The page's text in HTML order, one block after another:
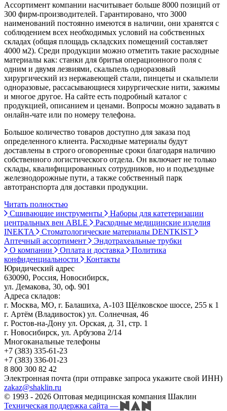
Ассортимент компании насчитывает больше 8000 позиций от
300 фирм-производителей. Гарантировано, что 3000
наименований постоянно имеются в наличии, они хранятся с
соблюдением всех необходимых условий на собственных
складах (общая площадь складских помещений составляет
4000 м2). Среди продукции можно отметить такие расходные
материалы как: станки для бритья операционного поля с
одним и двумя лезвиями, скальпель одноразовый
хирургический из нержавеющей стали, пинцеты и скальпели
одноразовые, рассасывающиеся хирургические нити, зажимы
и многое другое. На сайте есть подробный каталог с
продукцией, описанием и ценами. Вопросы можно задавать в
онлайн-чате или по номеру телефона.
Большое количество товаров доступно для заказа под
определенного клиента. Расходные материалы будут
доставлены в строго оговоренные сроки благодаря наличию
собственного логистического отдела. Он включает не только
склады, квалифицированных сотрудников, но и подъездные
железнодорожные пути, а также собственный парк
автотранспорта для доставки продукции.
Читать полностью
Сшивающие инструменты
Наборы для катетеризации
центральных вен ABLE
Расходные медицинские изделия
INEKTA
Стоматологические материалы DENTKIST
Аптечный ассортимент
Эндотрахеальные трубки
О компании
Оплата и доставка
Политика
конфиденциальности
Контакты
Юридический адрес
630090, Россия, Новосибирск,
ул. Демакова, 30, оф. 901
Адреса складов:
г. Москва, МО, г. Балашиха, А-103 Щёлковское шоссе, 255 к 1
г. Артём (Владивосток) ул. Солнечная, 46
г. Ростов-на-Дону ул. Орская, д. 31, стр. 1
г. Новосибирск, ул. Арбузова 2/14
Многоканальные телефоны
+7 (383) 335-61-23
+7 (383) 336-01-23
8 800 300 82 42
Электронная почта (при отправке запроса укажите свой ИНН)
zakaz@shaklin.ru
© 1993 - 2026 Оптовая медицинская компания Шаклин
Техническая поддержка сайта —